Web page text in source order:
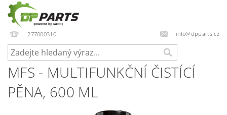
277000310 info@dpparts.cz
MFS - MULTIFUNKČNÍ ČISTÍCÍ
PĚNA, 600 ML